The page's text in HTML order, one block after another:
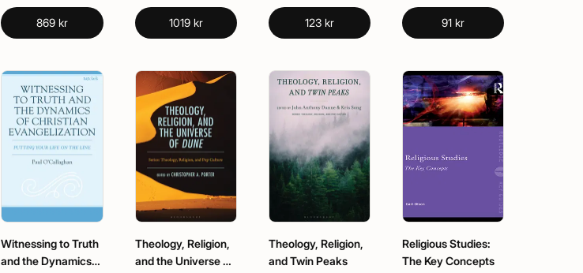
869 kr 1019 kr 123 kr 91 kr
Witnessing to Truth
and the Dynamics
Theology, Religion,
and the Universe of
Theology, Religion,
and Twin Peaks
Religious Studies:
The Key Concepts